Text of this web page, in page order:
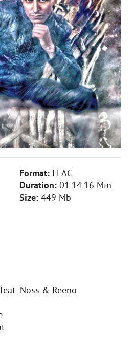
Format: FLAC
Duration: 01:14:16 Min
Size: 449 Mb
Noss & Reeno